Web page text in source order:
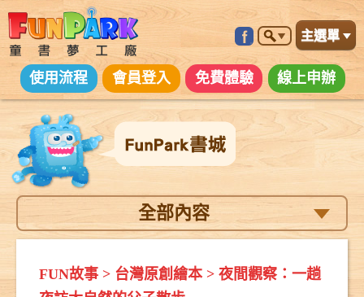
主選單
線上申辦
免費體驗
會員登入
使用流程
全部內容
FUN故事> 台灣原創繪本> 夜間觀察：一趟